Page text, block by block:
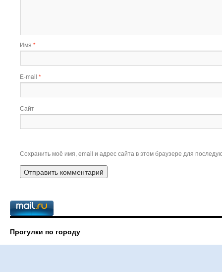
Имя *
E-mail *
Сайт
Сохранить моё имя, email и адрес сайта в этом браузере для
Прогулки по городу